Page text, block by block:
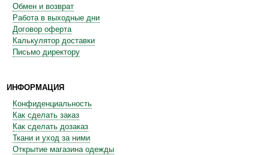
Обмен и возврат
Работа в выходные дни
Договор оферта
Калькулятор доставки
Письмо директору
ИНФОРМАЦИЯ
Конфиденциальность
Как сделать заказ
Как сделать дозаказ
Ткани и уход за ними
Открытие магазина одежды